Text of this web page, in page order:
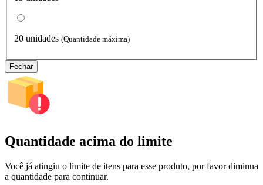
20 unidades (Quantidade máxima)
Fechar
Quantidade acima do limite
Você já atingiu o limite de itens para esse produto, por favor diminua
a quantidade para continuar.